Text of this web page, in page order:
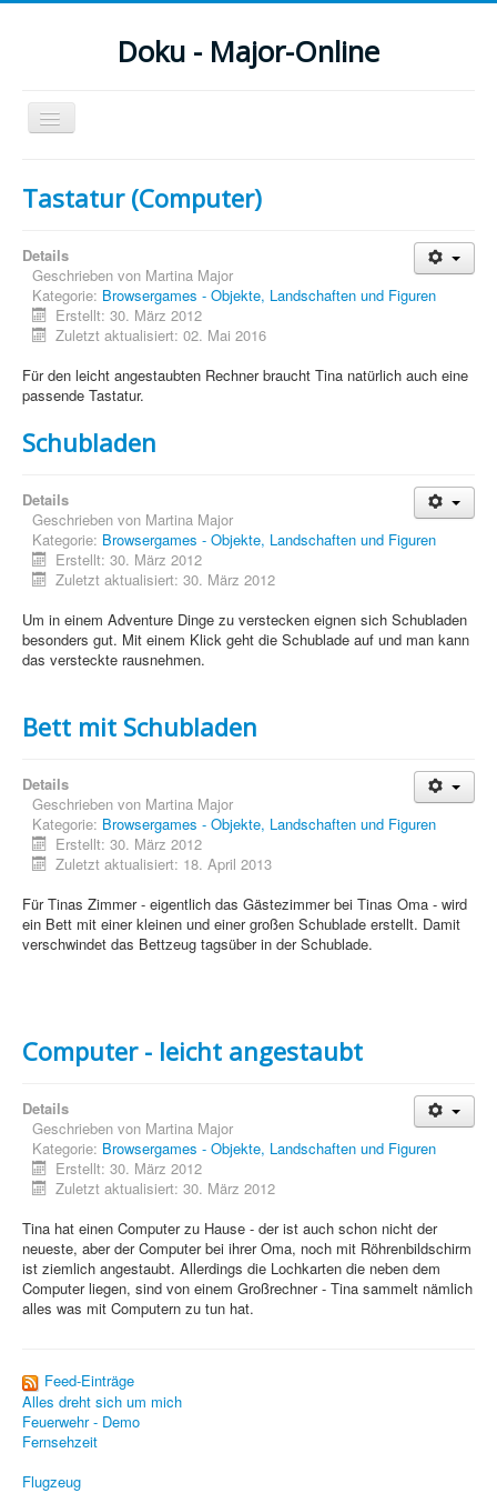
Doku - Major-Online
Navigation
an/aus
PovRay
PHP
Webdesign
CMS
Grafik
Sicherheit
PovRay +
Home
PovRay
Webdesign
Grafik
JavaScript
PHP
CMS
Grafik
Sicherheit
Home
PHP
Webdesign
Tastatur (Computer)
Details
Geschrieben von Martina Major
Kategorie: Browsergames - Objekte, Landschaften und Figuren
Erstellt: 30. März 2012
Zuletzt aktualisiert: 02. Mai 2016
Für den leicht angestaubten Rechner braucht Tina natürlich auch eine
passende Tastatur.
Schubladen
Details
Geschrieben von Martina Major
Kategorie: Browsergames - Objekte, Landschaften und Figuren
Erstellt: 30. März 2012
Zuletzt aktualisiert: 30. März 2012
Um in einem Adventure Dinge zu verstecken eignen sich Schubladen
besonders gut. Mit einem Klick geht die Schublade auf und man kann
das versteckte rausnehmen.
Bett mit Schubladen
Details
Geschrieben von Martina Major
Kategorie: Browsergames - Objekte, Landschaften und Figuren
Erstellt: 30. März 2012
Zuletzt aktualisiert: 18. April 2013
Für Tinas Zimmer - eigentlich das Gästezimmer bei Tinas Oma - wird
ein Bett mit einer kleinen und einer großen Schublade erstellt. Damit
verschwindet das Bettzeug tagsüber in der Schublade.
Computer - leicht angestaubt
Details
Geschrieben von Martina Major
Kategorie: Browsergames - Objekte, Landschaften und Figuren
Erstellt: 30. März 2012
Zuletzt aktualisiert: 30. März 2012
Tina hat einen Computer zu Hause - der ist auch schon nicht der
neueste, aber der Computer bei ihrer Oma, noch mit Röhrenbildschirm
ist ziemlich angestaubt. Allerdings die Lochkarten die neben dem
Computer liegen, sind von einem Großrechner - Tina sammelt nämlich
alles was mit Computern zu tun hat.
Feed-Einträge
Alles dreht sich um mich
Feuerwehr - Demo
Fernsehzeit
Flugzeug